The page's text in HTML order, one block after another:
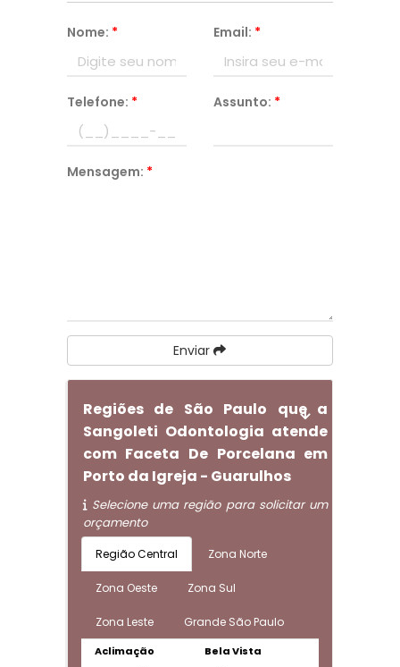
Nome: * Email: *
Telefone: * Assunto: *
Mensagem: *
Enviar
Regiões de São Paulo que a
Sangoleti Odontologia atende
com Faceta De Porcelana em
Porto da Igreja - Guarulhos
Selecione uma região para solicitar um
orçamento
Região Central Zona Norte
Zona Oeste Zona Sul
Zona Leste Grande São Paulo
Aclimação
Bela Vista